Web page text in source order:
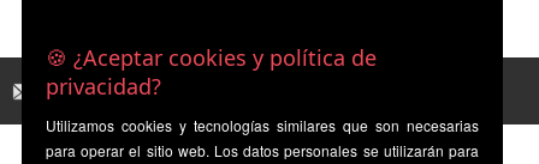
Contáctanos|
🍪 ¿Aceptar cookies y política de
privacidad?
Utilizamos cookies y tecnologías similares que son necesarias
para operar el sitio web. Los datos personales se utilizarán para